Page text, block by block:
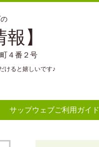
】
４番２号
けると嬉しいです♪
サップウェブご利用ガイド